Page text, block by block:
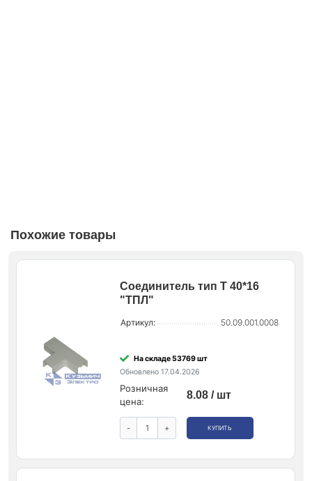
Похожие товары
Соединитель тип Т 40*16
"ТПЛ"
Артикул: 50.09.001.0008
На складе 53769 шт
Обновлено 17.04.2026
Розничная
цена:
8.08 / шт
- + КУПИТЬ